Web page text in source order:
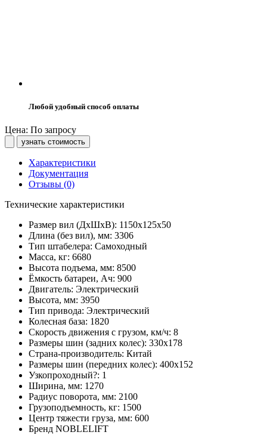
Любой удобный способ оплаты
Цена: По запросу
узнать стоимость
Характеристики
Документация
Отзывы (0)
Технические характеристики
Размер вил (ДхШхВ): 1150х125х50
Длина (без вил), мм: 3306
Тип штабелера: Самоходный
Масса, кг: 6680
Высота подъема, мм: 8500
Ёмкость батареи, Ач: 900
Двигатель: Электрический
Высота, мм: 3950
Тип привода: Электрический
Колесная база: 1820
Скорость движения с грузом, км/ч: 8
Размеры шин (задних колес): 330х178
Страна-производитель: Китай
Размеры шин (передних колес): 400х152
Узкопроходный?: 1
Ширина, мм: 1270
Радиус поворота, мм: 2100
Грузоподъемность, кг: 1500
Центр тяжести груза, мм: 600
Бренд NOBLELIFT